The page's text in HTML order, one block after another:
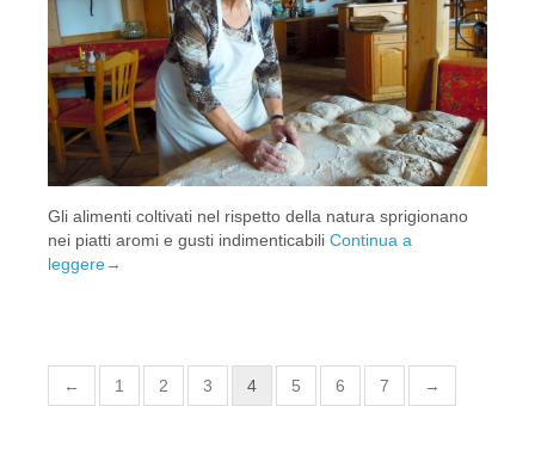
Gli alimenti coltivati nel rispetto della natura sprigionano
nei piatti aromi e gusti indimenticabili Continua a
leggere→
← 1 2 3 4 5 6 7 →